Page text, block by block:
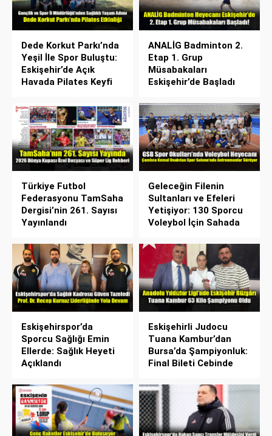
Dede Korkut Parkı’nda
Yeşil İle Spor Buluştu:
Eskişehir’de Açık
Havada Pilates Keyfi
ANALİG Badminton 2.
Etap 1. Grup
Müsabakaları
Eskişehir’de Başladı
Türkiye Futbol
Federasyonu TamSaha
Dergisi’nin 261. Sayısı
Yayınlandı
Geleceğin Filenin
Sultanları ve Efeleri
Yetişiyor: 130 Sporcu
Voleybol İçin Sahada
Eskişehirspor’da
Sporcu Sağlığı Emin
Ellerde: Sağlık Heyeti
Açıklandı
Eskişehirli Judocu
Tuana Kambur’dan
Bursa’da Şampiyonluk:
Final Bileti Cebinde